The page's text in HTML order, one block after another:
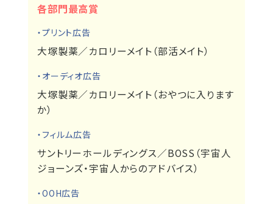
各部門最高賞
・プリント広告
大塚製薬／カロリーメイト（部活メイト）
・オーディオ広告
大塚製薬／カロリーメイト（おやつに入ります
か）
・フィルム広告
サントリーホールディングス／BOSS（宇宙人
ジョーンズ・宇宙人からのアドバイス）
・OOH広告